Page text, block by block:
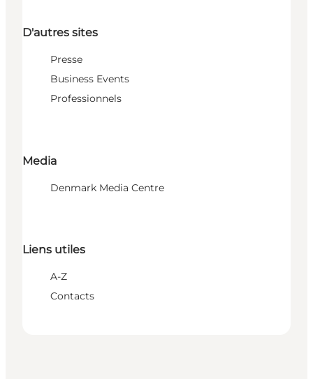
D'autres sites
Presse
Business Events
Professionnels
Media
Denmark Media Centre
Liens utiles
A-Z
Contacts